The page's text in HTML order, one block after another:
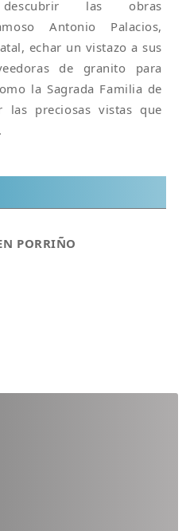
las obras
Antonio Palacios,
echar un vistazo a sus
de granito para
la Sagrada Familia de
las preciosas vistas que
PORRIÑO